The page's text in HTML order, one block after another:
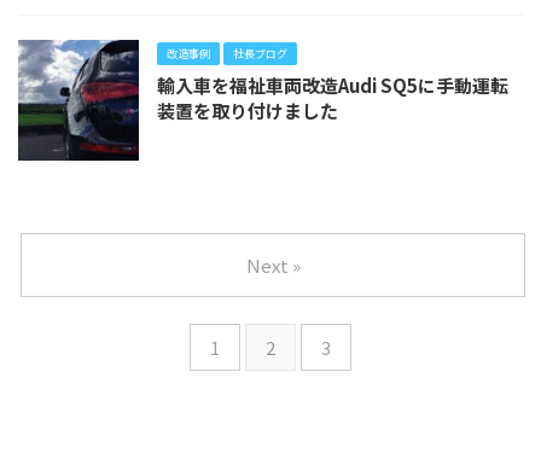
改造事例 社長ブログ
輸入車を福祉車両改造Audi SQ5に手動運転
装置を取り付けました
1 2 3
Next »